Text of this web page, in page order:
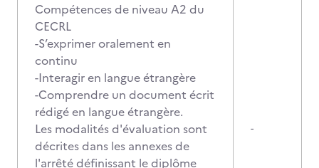
Compétences de niveau A2 du
CECRL
-S’exprimer oralement en
continu
-Interagir en langue étrangère
-Comprendre un document écrit
rédigé en langue étrangère.
Les modalités d'évaluation sont
décrites dans les annexes de
l'arrêté définissant le diplôme
-